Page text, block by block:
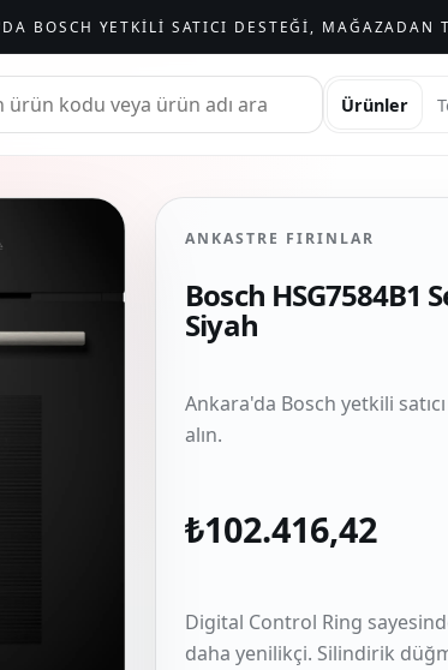
BOSCH YETKILI SATICI DESTEĞI, MAĞAZADAN
Ürünler
ANKASTRE FIRINLAR
Bosch HSG7584B1
Siyah
Ankara'da Bosch yetkili
alın.
₺102.416,42
Digital Control Ring
daha yenilikçi. Silindirik